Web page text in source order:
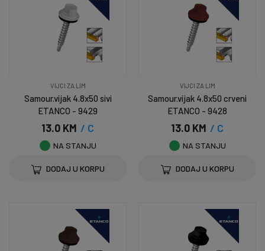
VIJCI ZA LIM
Samour.vijak 4.8x50 sivi
ETANCO - 9429
13.0 KM / C
NA STANJU
DODAJ U KORPU
VIJCI ZA LIM
Samour.vijak 4.8x50 crveni
ETANCO - 9428
13.0 KM / C
NA STANJU
DODAJ U KORPU